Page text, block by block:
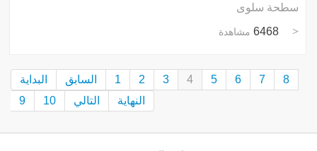
سطحة سلوى
6468 مشاهدة
البداية السابق 1 2 3 4 5 6 7
8
9
10 التالي النهاية